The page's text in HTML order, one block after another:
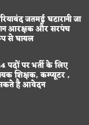
जतमई घटारानी जा
आरक्षक और सरपंच
से घायल
पदों पर भर्ती के लिए
शिक्षक, कम्प्यूटर ,
सकते है आवेदन